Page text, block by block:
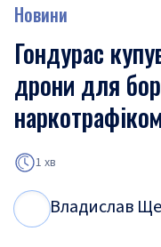
Новини
Гондурас
дрони для
наркотрафіком
1 хв
Владислав